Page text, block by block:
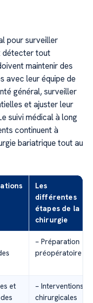
pour surveiller
détecter tout
maintenir des
avec leur équipe de
général, surveiller
et ajuster leur
suivi médical à long
continuent à
bariatrique tout au
Les
différentes
étapes de la
chirurgie
– Préparation
préopératoire
et
– Interventions
chirurgicales